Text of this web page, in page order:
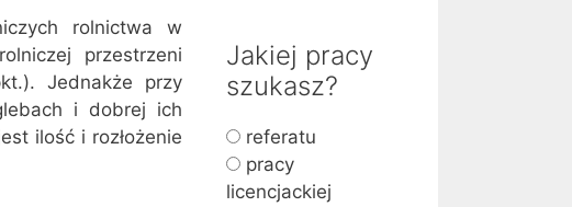
rolnictwa w
przestrzeni
Jednakże przy
i dobrej ich
ilość i rozłożenie
Jakiej pracy
szukasz?
referatu
pracy
licencjackiej